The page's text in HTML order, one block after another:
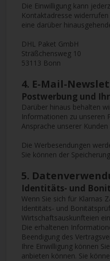
Die Einwilligung kann
Kontaktadresse
eine darüber
DHL Paket GmbH
Sträßchensweg 10
53113 Bonn
4. E-Mail-
Postwerbung und
Darüber hinaus behalten
Informationen zu unseren
Ansprache unserer
Die Werbesendungen
Sie können der
5.
Identitäts- und
Wenn Sie sich für Klarnas
Identitäts- und
Wirtschaftsauskunfteien
Die erhaltenen
Beendigung des
Ihre Einwilligung können
anbieten können. Sie